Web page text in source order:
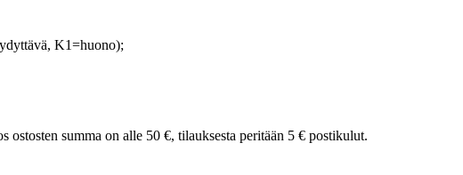
K1=huono);
summa on alle 50 €, tilauksesta peritään 5 € postikulut.